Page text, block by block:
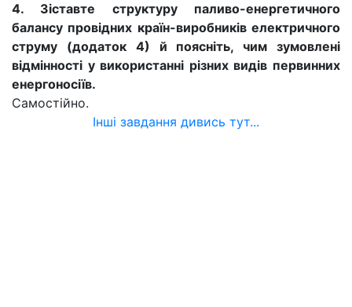
4. Зіставте структуру паливо-енергетичного
балансу провідних країн-виробників електричного
струму (додаток 4) й поясніть, чим зумовлені
відмінності у використанні різних видів первинних
енергоносіїв.
Самостійно.
Інші завдання дивись тут...